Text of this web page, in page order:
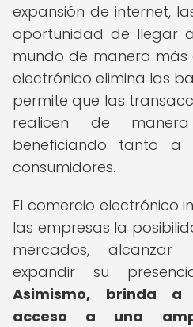
expansión de internet,
oportunidad de llegar
mundo de manera más
electrónico elimina las
permite que las
realicen de
beneficiando tanto a
consumidores.
El comercio electrónico
las empresas la
mercados, alcanzar
expandir su
Asimismo, brinda a
acceso a una